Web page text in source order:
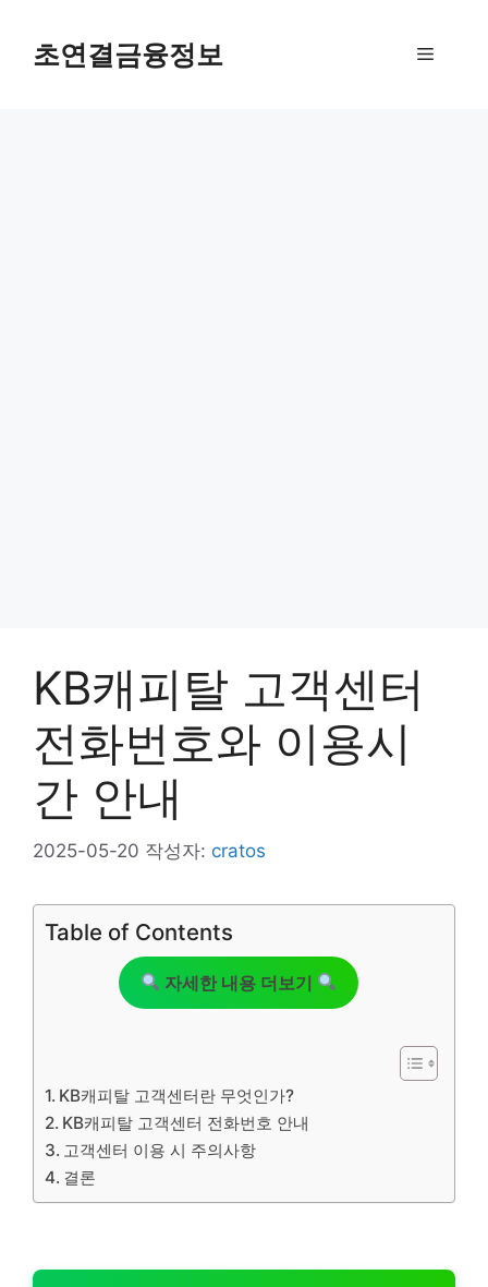
초연결금융정보 메
KB캐피탈 고객센터
전화번호와 이용시
간 안내
2025-05-20 작성자: cratos
Table of Contents
자세한 내용 더보기
KB캐피탈 고객센터란 무엇인가?
KB캐피탈 고객센터 전화번호 안내
고객센터 이용 시 주의사항
결론